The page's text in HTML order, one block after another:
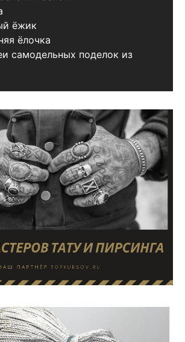
ёжик
ёлочка
самодельных поделок из